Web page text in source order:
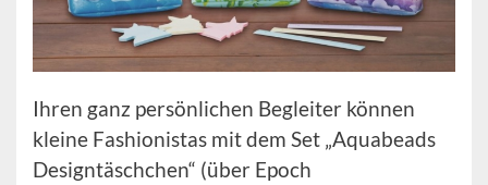
Ihren ganz persönlichen Begleiter können
kleine Fashionistas mit dem Set „Aquabeads
Designtäschchen“ (über Epoch